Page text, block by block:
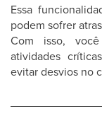
Essa
podem sofrer
Com isso,
atividades
evitar desvios no